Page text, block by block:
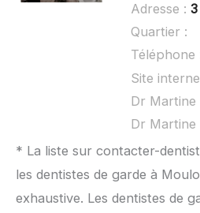
Adresse : 3
Quartier :
Téléphone
Site
* La liste sur contacter-
les dentistes de garde à
exhaustive. Les dentistes de